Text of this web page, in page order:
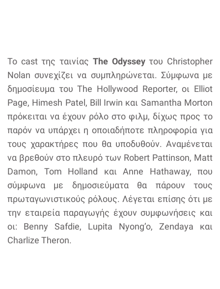
Το cast της ταινίας The Odysseyτου Christopher
Nolan συνεχίζει να συμπληρώνεται. Σύμφωνα με
δημοσίευμα του The Hollywood Reporter, οι Elliot
Page, Himesh Patel, Bill Irwin και Samantha Morton
πρόκειται να έχουν ρόλο στο φιλμ, δίχως προς το
παρόν να υπάρχει η οποιαδήποτε πληροφορία για
τους χαρακτήρες που θα υποδυθούν. Αναμένεται
να βρεθούν στο πλευρό των Robert Pattinson, Matt
Damon, Tom Holland και Anne Hathaway, που
σύμφωνα με δημοσιεύματα θα πάρουν τους
πρωταγωνιστικούς ρόλους. Λέγεται επίσης ότι με
την εταιρεία παραγωγής έχουν συμφωνήσεις και
οι: Benny Safdie, Lupita Nyong’o, Zendaya και
Charlize Theron.